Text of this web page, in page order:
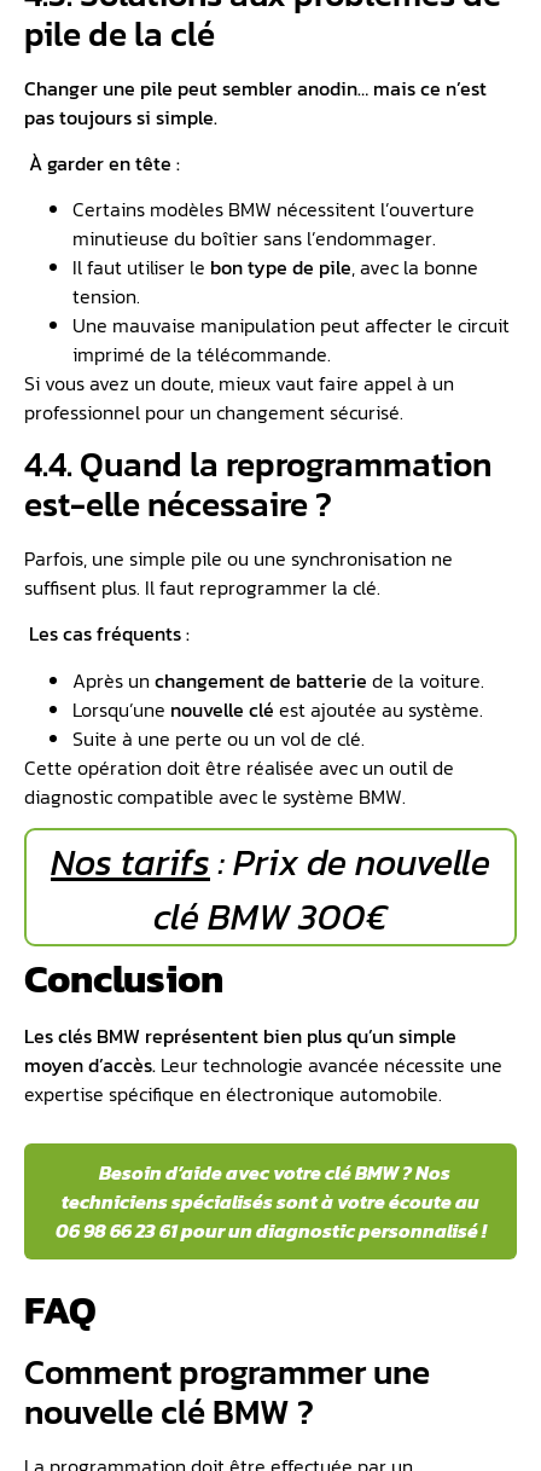
pile de la clé
Changer une pile peut sembler anodin… mais ce n’est
pas toujours si simple.
À garder en tête :
Certains modèles BMW nécessitent l’ouverture
minutieuse du boîtier sans l’endommager.
Il faut utiliser le bon type de pile, avec la bonne
tension.
Une mauvaise manipulation peut affecter le circuit
imprimé de la télécommande.
Si vous avez un doute, mieux vaut faire appel à un
professionnel pour un changement sécurisé.
4.4. Quand la reprogrammation
est-elle nécessaire ?
Parfois, une simple pile ou une synchronisation ne
suffisent plus. Il faut reprogrammer la clé.
Les cas fréquents :
Après un changement de batterie de la voiture.
Lorsqu’une nouvelle clé est ajoutée au système.
Suite à une perte ou un vol de clé.
Cette opération doit être réalisée avec un outil de
diagnostic compatible avec le système BMW.
Nos tarifs: Prix de nouvelle
clé BMW 300€
Conclusion
Les clés BMW représentent bien plus qu’un simple
moyen d’accès. Leur technologie avancée nécessite une
expertise spécifique en électronique automobile.
Besoin d’aide avec votre clé BMW ? Nos
techniciens spécialisés sont à votre écoute au
06 98 66 23 61 pour un diagnostic personnalisé !
FAQ
Comment programmer une
nouvelle clé BMW ?